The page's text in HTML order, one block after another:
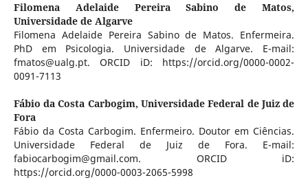
Filomena Adelaide Pereira Sabino de Matos,
Universidade de Algarve
Filomena Adelaide Pereira Sabino de Matos. Enfermeira.
PhD em Psicologia. Universidade de Algarve. E-mail:
fmatos@ualg.pt. ORCID iD: https://orcid.org/0000-0002-
0091-7113
Fábio da Costa Carbogim, Universidade Federal de Juiz de
Fora
Fábio da Costa Carbogim. Enfermeiro. Doutor em Ciências.
Universidade Federal de Juiz de Fora. E-mail:
fabiocarbogim@gmail.com. ORCID iD:
https://orcid.org/0000-0003-2065-5998